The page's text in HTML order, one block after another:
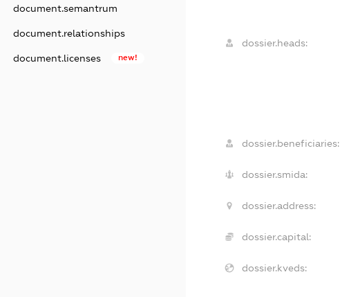
document.semantrum
document.relationships
document.licenses new!
dossier.heads:
dossier.beneficiaries:
dossier.smida:
dossier.address:
dossier.capital:
dossier.kveds: